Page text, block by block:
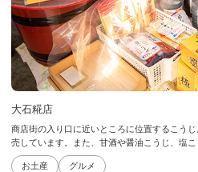
大石糀店
商店街の入り口に近いところに位置するこう
売しています。また、甘酒や醤油こうじ、塩こ
お土産 グルメ